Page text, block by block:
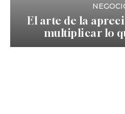
El arte de la
multiplicar lo